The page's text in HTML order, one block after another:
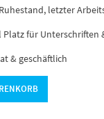
letzter
Platz für Unterschriften
& geschäftlich